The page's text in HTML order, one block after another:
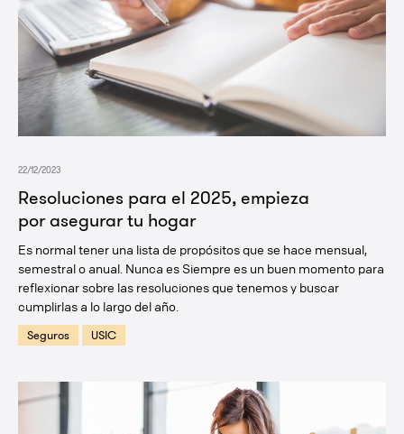
Resoluciones para el 2025, empieza
por asegurar tu hogar
22/12/2023
Es normal tener una lista de propósitos que se hace mensual,
semestral o anual. Nunca es Siempre es un buen momento para
reflexionar sobre las resoluciones que tenemos y buscar
cumplirlas a lo largo del año.
Seguros USIC